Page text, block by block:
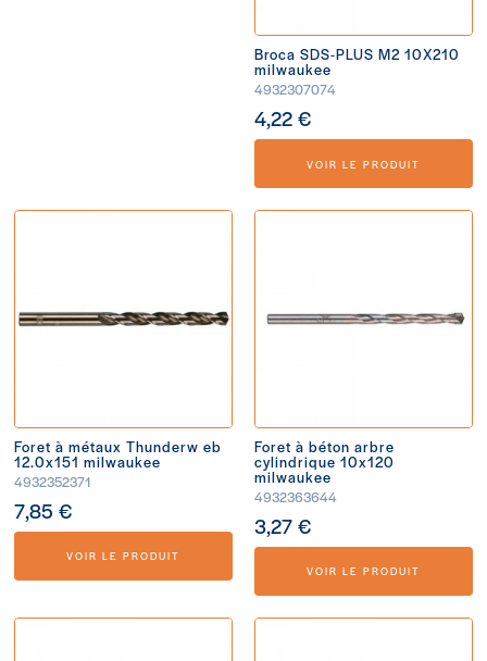
Broca SDS-PLUS M2 10X210
milwaukee
4932307074
4,22 €
VOIR LE PRODUIT
Foret à métaux Thunderw eb
12.0x151 milwaukee
4932352371
7,85 €
VOIR LE PRODUIT
Foret à béton arbre
cylindrique 10x120
milwaukee
4932363644
3,27 €
VOIR LE PRODUIT